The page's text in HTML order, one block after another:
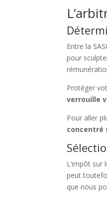
Entre la
pour
Protéger
verrouille
Pour aller
concentré
L’impôt sur
peut
que nous